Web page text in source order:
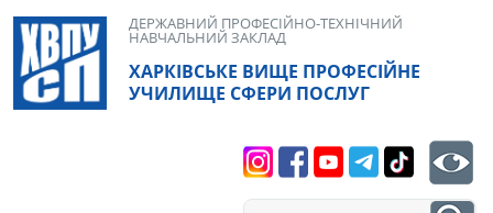
Skip
content
ХАРКІВСЬКЕ ВИЩЕ ПРОФЕСІЙНЕ
УЧИЛИЩЕ СФЕРИ ПОСЛУГ
ДЕРЖАВНИЙ ПРОФЕСІЙНО-ТЕХНІЧНИЙ
НАВЧАЛЬНИЙ ЗАКЛАД